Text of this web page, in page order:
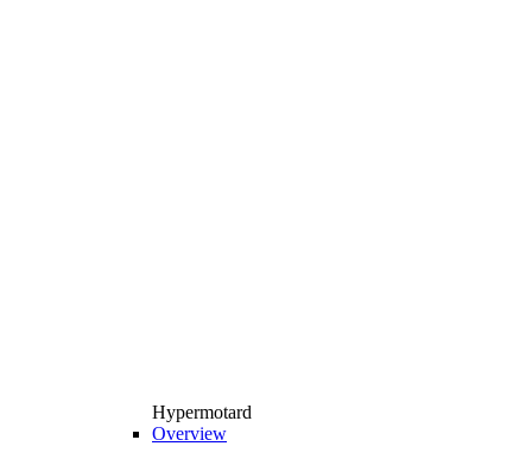
Hypermotard
Overview